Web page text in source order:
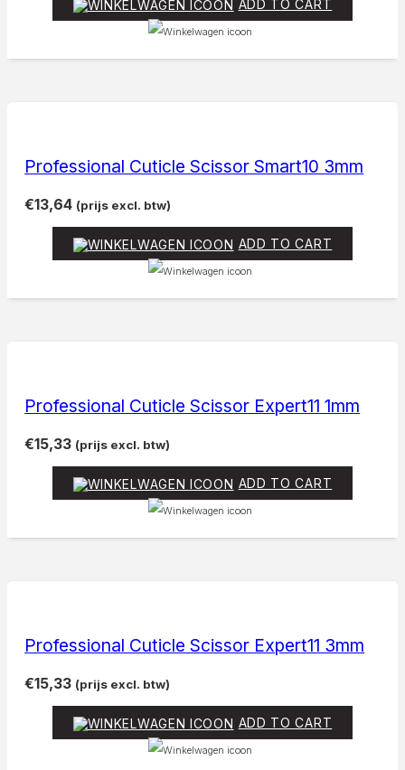
ADD TO CART
Professional Cuticle Scissor Smart10 3mm
€13,64 (prijs excl. btw)
ADD TO CART
Professional Cuticle Scissor Expert11 1mm
€15,33 (prijs excl. btw)
ADD TO CART
Professional Cuticle Scissor Expert11 3mm
€15,33 (prijs excl. btw)
ADD TO CART